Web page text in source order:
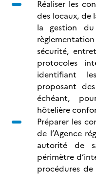
Réaliser les
des locaux, de
la gestion
sécurité,
protocoles
identifiant
proposant
échéant,
hôtelière
Préparer les
de l’Agence
autorité de
périmètre
procédures de